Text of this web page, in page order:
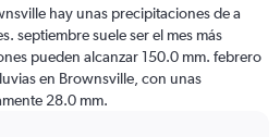
hay unas precipitaciones de a
septiembre suele ser el mes más
pueden alcanzar 150.0 mm. febrero
en Brownsville, con unas
28.0 mm.